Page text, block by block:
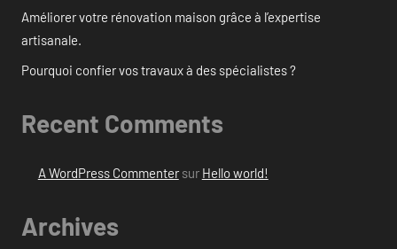
Améliorer votre rénovation maison grâce à l’expertise
artisanale.
Pourquoi confier vos travaux à des spécialistes ?
Recent Comments
A WordPress Commentersur Hello world!
Archives